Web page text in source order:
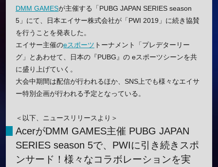
DMM GAMESが主催する「PUBG JAPAN SERIES season
5」にて、日本エイサー株式会社が「PWI 2019」に続き協賛
を行うことを発表した。
エイサー主催のeスポーツ トーナメント「プレデターリー
グ」とあわせて、日本の『PUBG』の eスポーツシーンを共
に盛り上げていく。
大会中期間は配信が行われるほか、SNS上でも様々なエイサ
ー特別企画が行われる予定となっている。
＜以下、ニュースリリースより＞
AcerがDMM GAMES主催 PUBG JAPAN
SERIES season 5で、PWIに引き続きスポ
ンサード！様々なコラボレーションを実